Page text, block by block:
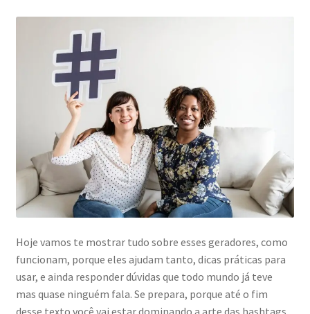
Hoje vamos te mostrar tudo sobre esses geradores, como
funcionam, porque eles ajudam tanto, dicas práticas para
usar, e ainda responder dúvidas que todo mundo já teve
mas quase ninguém fala. Se prepara, porque até o fim
desse texto você vai estar dominando a arte das hashtags.